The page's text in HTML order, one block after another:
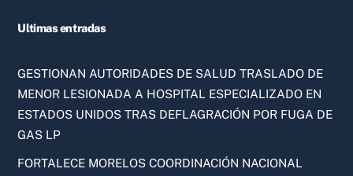
Ultimas entradas
GESTIONAN AUTORIDADES DE SALUD TRASLADO DE
MENOR LESIONADA A HOSPITAL ESPECIALIZADO EN
ESTADOS UNIDOS TRAS DEFLAGRACIÓN POR FUGA DE
GAS LP
FORTALECE MORELOS COORDINACIÓN NACIONAL